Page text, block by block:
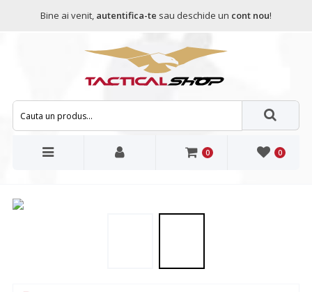
Bine ai venit, autentifica-te sau deschide un cont nou!
0 0